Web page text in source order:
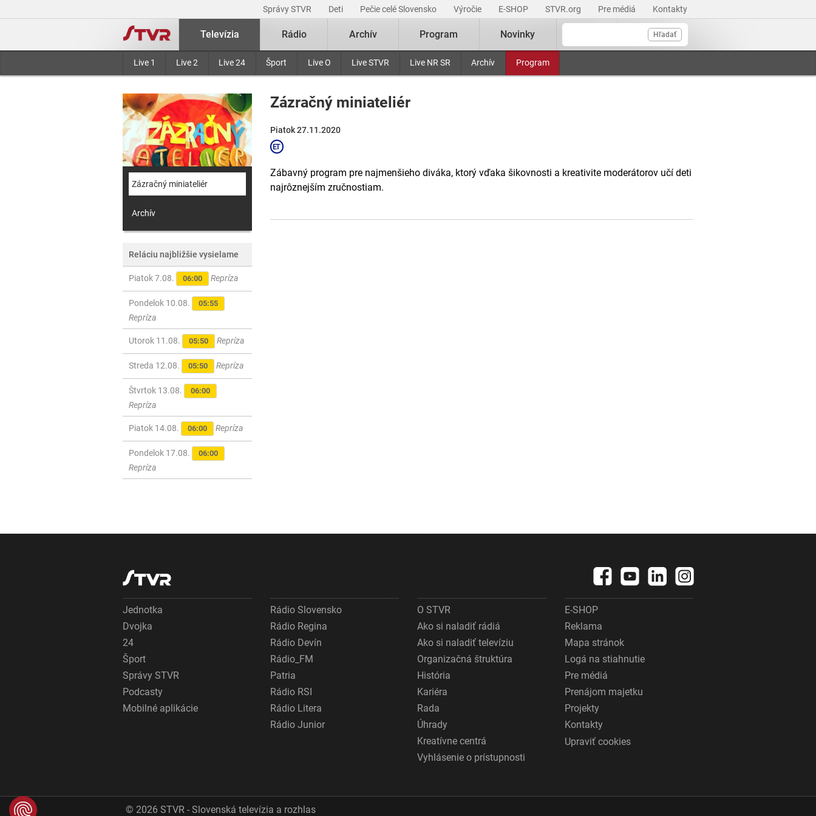
Správy STVR Deti Pečie celé Slovensko Výročie E-SHOP STVR.org Pre médiá Kontakty
Hľadať
Televízia
Live 1 Live 2 Live 24 Šport Live O Live STVR Live NR SR Archív Program
Rádio Archív Program Novinky
Zázračný miniateliér
Archív
Reláciu najbližšie vysielame
Piatok 7.08. 06:00 Repríza
Pondelok 10.08. 05:55
Repríza
Utorok 11.08. 05:50 Repríza
Streda 12.08. 05:50 Repríza
Štvrtok 13.08. 06:00
Repríza
Piatok 14.08. 06:00 Repríza
Pondelok 17.08. 06:00
Repríza
Zázračný miniateliér
Piatok 27.11.2020
Zábavný program pre najmenšieho diváka, ktorý vďaka šikovnosti a kreativite moderátorov učí deti
najrôznejším zručnostiam.
Jednotka
Dvojka
24
Šport
Správy STVR
Podcasty
Mobilné aplikácie
Rádio Slovensko
Rádio Regina
Rádio Devín
Rádio_FM
Patria
Rádio RSI
Rádio Litera
Rádio Junior
O STVR
Ako si naladiť rádiá
Ako si naladiť televíziu
Organizačná štruktúra
História
Kariéra
Rada
Úhrady
Kreatívne centrá
Vyhlásenie o prístupnosti
E-SHOP
Reklama
Mapa stránok
Logá na stiahnutie
Pre médiá
Prenájom majetku
Projekty
Kontakty
Upraviť cookies
© 2026 STVR - Slovenská televízia a rozhlas